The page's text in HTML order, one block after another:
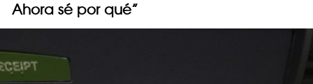
Ahora sé por qué”